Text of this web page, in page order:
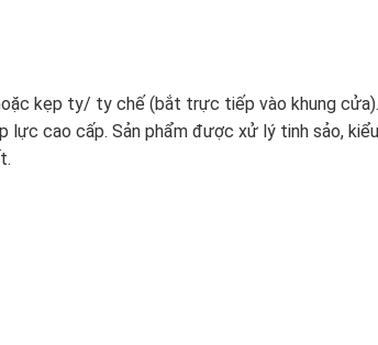
kẹp ty/ ty chế (bắt trực tiếp vào khung
cao cấp. Sản phẩm được xử lý tinh sảo,